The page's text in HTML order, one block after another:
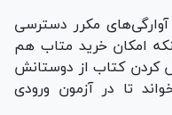
مکرر دسترسی
امکان خرید متاب هم
کردن کتاب از دوستانش
تا در آزمون ورودی